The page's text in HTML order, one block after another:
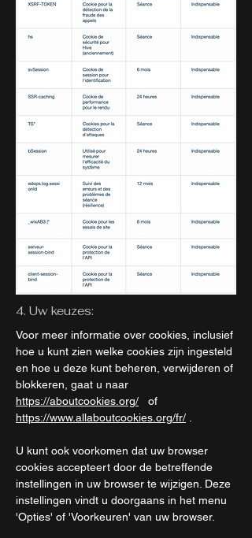
4. Uw keuzes:
Voor meer informatie over cookies, inclusief
hoe u kunt zien welke cookies zijn ingesteld
en hoe u deze kunt beheren, verwijderen of
blokkeren, gaat u naar
https://aboutcookies.org/ of
https://www.allaboutcookies.org/fr/
U kunt ook voorkomen dat uw browser
cookies accepteert door de betreffende
instellingen in uw browser te wijzigen. Deze
instellingen vindt u doorgaans in het menu
'Opties' of 'Voorkeuren' van uw browser.